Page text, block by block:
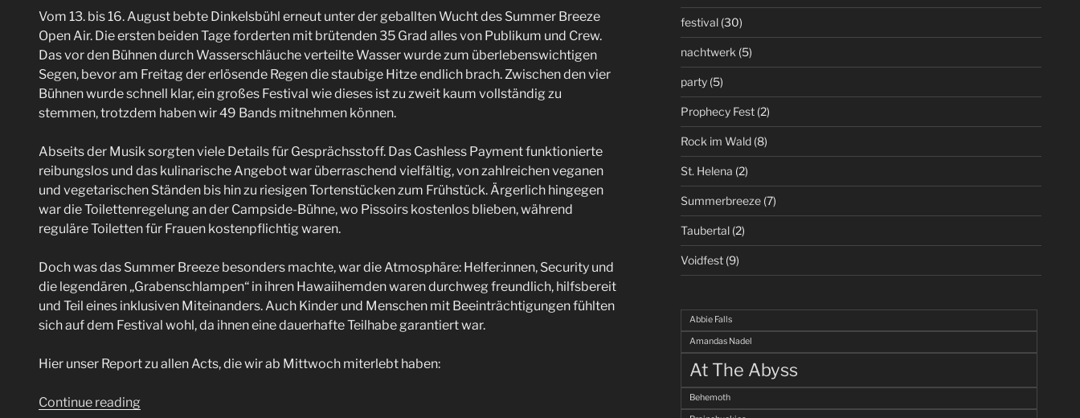
Vom 13. bis 16. August bebte Dinkelsbühl erneut unter der geballten Wucht des Summer Breeze
Open Air. Die ersten beiden Tage forderten mit brütenden 35 Grad alles von Publikum und Crew.
Das vor den Bühnen durch Wasserschläuche verteilte Wasser wurde zum überlebenswichtigen
Segen, bevor am Freitag der erlösende Regen die staubige Hitze endlich brach. Zwischen den vier
Bühnen wurde schnell klar, ein großes Festival wie dieses ist zu zweit kaum vollständig zu
stemmen, trotzdem haben wir 49 Bands mitnehmen können.
Abseits der Musik sorgten viele Details für Gesprächsstoff. Das Cashless Payment funktionierte
reibungslos und das kulinarische Angebot war überraschend vielfältig, von zahlreichen veganen
und vegetarischen Ständen bis hin zu riesigen Tortenstücken zum Frühstück. Ärgerlich hingegen
war die Toilettenregelung an der Campside-Bühne, wo Pissoirs kostenlos blieben, während
reguläre Toiletten für Frauen kostenpflichtig waren.
Doch was das Summer Breeze besonders machte, war die Atmosphäre: Helfer:innen, Security und
die legendären „Grabenschlampen“ in ihren Hawaiihemden waren durchweg freundlich, hilfsbereit
und Teil eines inklusiven Miteinanders. Auch Kinder und Menschen mit Beeinträchtigungen fühlten
sich auf dem Festival wohl, da ihnen eine dauerhafte Teilhabe garantiert war.
Hier unser Report zu allen Acts, die wir ab Mittwoch miterlebt haben:
Continue reading
festival(30)
nachtwerk (5)
party(5)
Prophecy Fest(2)
Rock im Wald(8)
St. Helena (2)
Summerbreeze(7)
Taubertal(2)
Voidfest(9)
Abbie Falls
Amandas Nadel
At The Abyss
Behemoth